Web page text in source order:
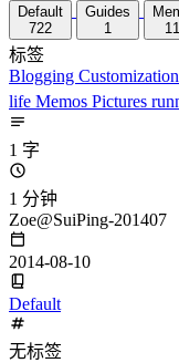
Default
722
Guides
1
标签
Blogging Customization
life Memos Pictures
1 字
1 分钟
Zoe@SuiPing-201407
2014-08-10
Default
无标签